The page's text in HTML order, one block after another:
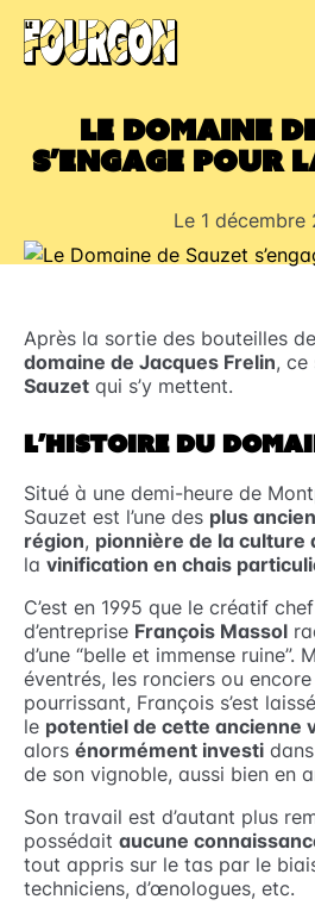
Le Domaine
s’engage pour
Le 1 décembre
Après la sortie des bouteilles de
domaine de Jacques Frelin, ce
Sauzet qui s’y mettent.
L’HISTOIRE DU
Situé à une demi-heure de
Sauzet est l’une des plus
région, pionnière de la culture
la vinification en chais
C’est en 1995 que le créatif chef
d’entreprise François Massol
d’une “belle et immense ruine”.
éventrés, les ronciers ou
pourrissant, François s’est
le potentiel de cette ancienne
alors énormément investi
de son vignoble, aussi bien en
Son travail est d’autant plus
possédait aucune
tout appris sur le tas par le
techniciens, d’œnologues, etc.